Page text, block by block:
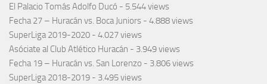
El Palacio Tomás Adolfo Ducó - 5.544 views
Fecha 27 – Huracán vs. Boca Juniors - 4.888 views
SuperLiga 2019-2020 - 4.027 views
Asóciate al Club Atlético Huracán - 3.949 views
Fecha 19 – Huracán vs. San Lorenzo - 3.806 views
SuperLiga 2018-2019 - 3.495 views